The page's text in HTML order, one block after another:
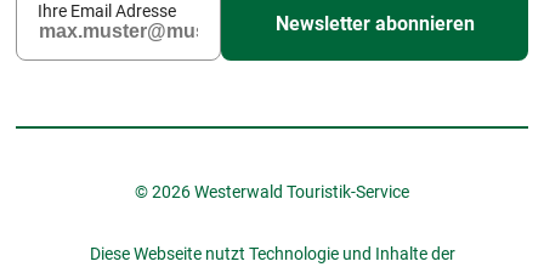
Ihre Email Adresse
Newsletter abonnieren
© 2026 Westerwald Touristik-Service
Diese Webseite nutzt Technologie und Inhalte der